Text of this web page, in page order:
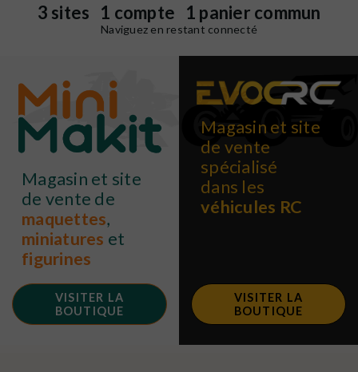
3 sites 1 compte 1 panier commun
Naviguez en restant connecté
Magasin et site
de vente de
maquettes,
miniatures et
figurines
VISITER LA
BOUTIQUE
Magasin et site
de vente
spécialisé
dans les
véhicules RC
VISITER LA
BOUTIQUE